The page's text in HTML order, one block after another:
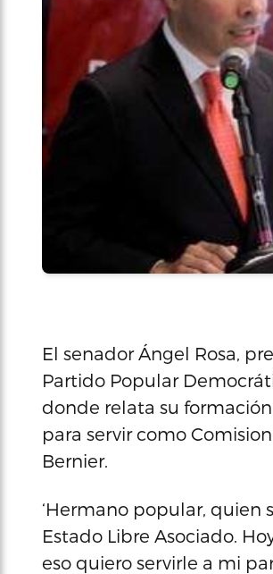
El senador Ángel Rosa,
Partido Popular
donde relata su
para servir como
Bernier.
‘Hermano popular, quien
Estado Libre Asociado.
eso quiero servirle a mi